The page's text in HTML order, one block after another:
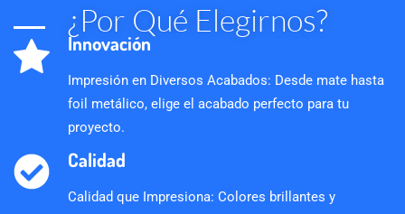
¿Por Qué Elegirnos?
Innovación
Impresión en Diversos Acabados: Desde mate hasta
foil metálico, elige el acabado perfecto para tu
proyecto.
Calidad
Calidad que Impresiona: Colores brillantes y